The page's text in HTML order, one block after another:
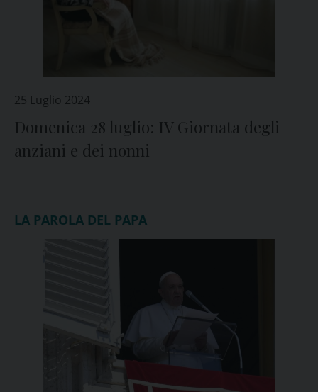
25 Luglio 2024
Domenica 28 luglio: IV Giornata degli
anziani e dei nonni
LA PAROLA DEL PAPA